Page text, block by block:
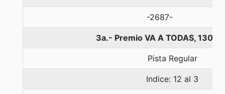
-2687-
3a.- Premio VA A TODAS, 1300
Pista Regular
Indice: 12 al 3